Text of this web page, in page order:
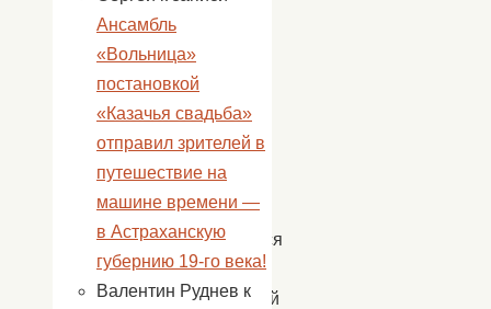
затем
из
них
сделали
венок,
получился
очень
нарядный
Ансамбль
«Вольница»
постановкой
«Казачья свадьба»
отправил зрителей в
путешествие на
машине времени —
в Астраханскую
губернию 19-го века!
Валентин Руднев к